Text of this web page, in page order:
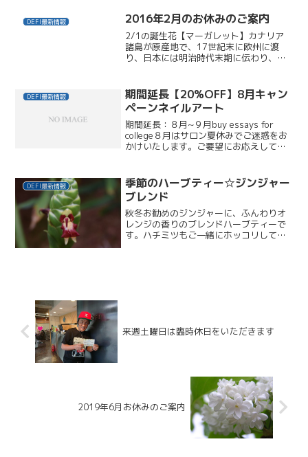
DEFI最新情報 2016年2月のお休みのご案内
2/1の誕生花【マーガレット】カナリア
諸島が原産地で、17世紀末に欧州に渡
り、日本には明治時代末期に伝わり、大
は「誠実」「心に秘めた愛」そして「恋
の行方」・・・花びらで...
DEFI最新情報
期間延長【20%OFF】8月キャン
ペーンネイルアート
期間延長：８月~９月buy essays for
college８月はサロン夏休みでご迷惑をお
かけいたします。ご要望にお応えして、
限定：フットジェル20%OFFはこちら...
DEFI最新情報
季節のハーブティー☆ジンジャー
ブレンド
秋冬お勧めのジンジャーに、ふんわりオ
レンジの香りのブレンドハーブティーで
す。ハチミツもご一緒にホッコリしてく
来週土曜日は臨時休日をいただきます
2019年6月お休みのご案内